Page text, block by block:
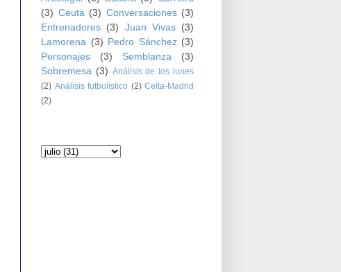
(3) Ceuta (3) Conversaciones (3)
Entrenadores (3) Juan Vivas
(3)
Lamorena (3) Pedro Sánchez (3)
Personajes
(3) Semblanza
(3)
Sobremesa (3) Análisis de los lunes
(2) Análisis futbolístico (2) Celta-Madrid
(2)